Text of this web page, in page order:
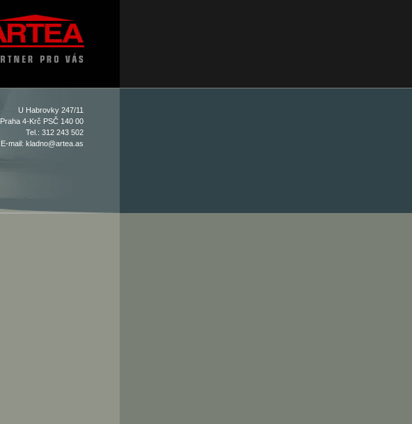
U Habrovky 247/11
Praha 4-Krč PSČ 140 00
Tel.: 312 243 502
E-mail: kladno@artea.as